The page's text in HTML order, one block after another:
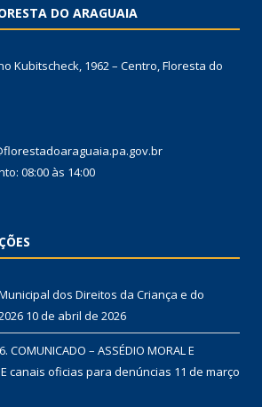
DO ARAGUAIA
Kubitscheck, 1962 – Centro, Floresta do
08:00 às 14:00
dos Direitos da Criança e do
10 de abril de 2026
COMUNICADO – ASSÉDIO MORAL E
canais oficias para denúncias 11 de março